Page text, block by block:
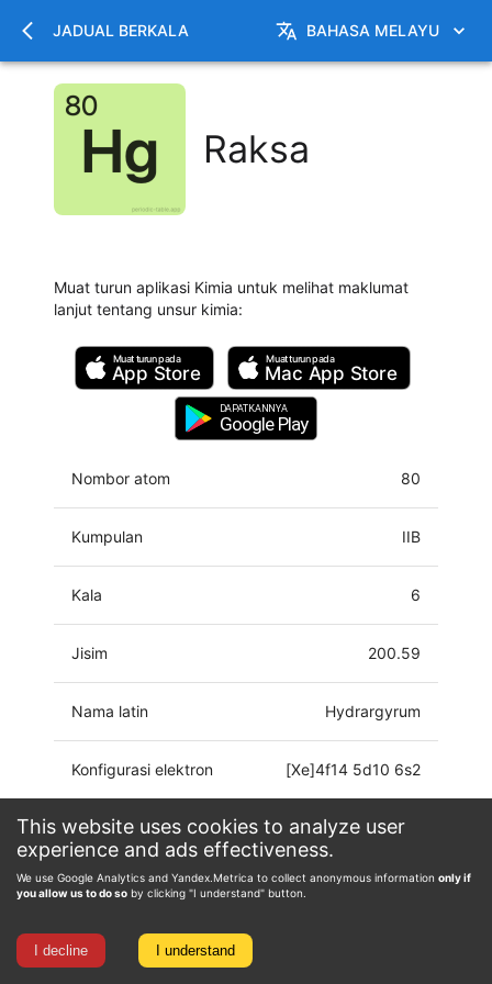
This website uses cookies to analyze user
experience and ads effectiveness.
We use Google Analytics and Yandex.Metrica to collect anonymous information only if
you allow us to do so by clicking "I understand" button.
I decline I understand
JADUAL BERKALA BAHASA MELAYU
Raksa
Muat turun aplikasi Kimia untuk melihat maklumat
lanjut tentang unsur kimia:
Muat turun pada
App Store
Muat turun pada
Mac App Store
DAPATKANNYA
Google Play
Nombor atom 80
Kumpulan IIB
Kala 6
Jisim 200.59
Nama latin Hydrargyrum
Konfigurasi elektron [Xe]4f14 5d10 6s2
Keadaan pengoksidaan -2, 0, 1, 2